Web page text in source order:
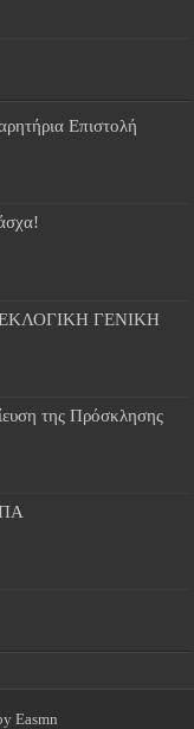
Επιστολή
ΓΕΝΙΚΗ
της Πρόσκλησης
Easmn